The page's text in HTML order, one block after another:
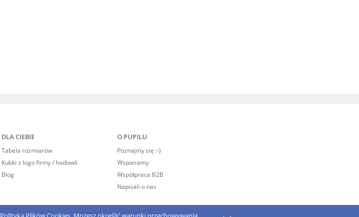
DLA CIEBIE
Tabela rozmiarów
Kubki z logo firmy / hodowli
Blog
O PUPILU
Poznajmy się :-)
Wspieramy
Współpraca B2B
Napisali o nas